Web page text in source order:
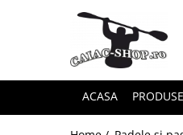
Caiace tandem
ACASA PRODUSE